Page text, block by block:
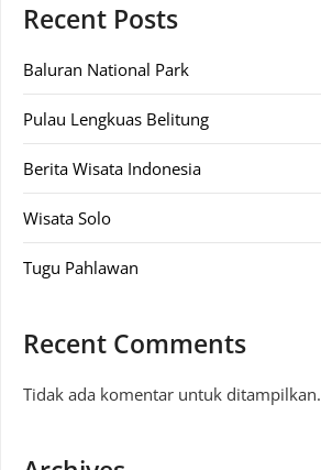
Recent Posts
Baluran National Park
Pulau Lengkuas Belitung
Berita Wisata Indonesia
Wisata Solo
Tugu Pahlawan
Recent Comments
Tidak ada komentar untuk ditampilkan.